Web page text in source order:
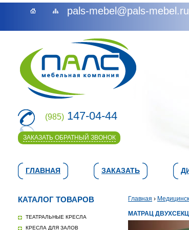
pals-mebel@pals-mebel.ru
(985) 147-04-44
ЗАКАЗАТЬ ОБРАТНЫЙ ЗВОНОК
ГЛАВНАЯ ЗАКАЗАТЬ
КАТАЛОГ ТОВАРОВ
ТЕАТРАЛЬНЫЕ КРЕСЛА
КРЕСЛА ДЛЯ ЗАЛОВ
Главная ›
МАТРАЦ